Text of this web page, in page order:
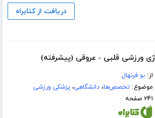
دریافت از کتابراه
ورزشی قلبی - عروقی (پیشرفته)
از:بو فرنهال
موضوع:تخصص‌ها،دانشگاهی،پزشکی ورزشی
۲۴۱ صفحه